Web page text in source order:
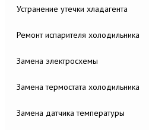
Устранение утечки хладагента
Ремонт испарителя холодильника
Замена электросхемы
Замена термостата холодильника
Замена датчика температуры